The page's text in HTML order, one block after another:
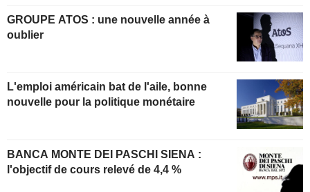
GROUPE ATOS : une nouvelle année à
oublier
L'emploi américain bat de l'aile, bonne
nouvelle pour la politique monétaire
BANCA MONTE DEI PASCHI SIENA :
l'objectif de cours relevé de 4,4 %